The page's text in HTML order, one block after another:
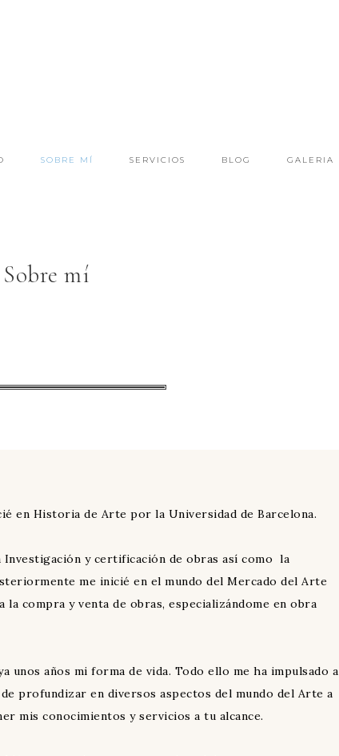
SOBRE MÍ SERVICIOS BLOG GALERIA
Sobre mí
en Historia de Arte por la Universidad de Barcelona.
y certificación de obras así como la
me inicié en el mundo del Mercado del Arte
la compra y venta de obras, especializándome en obra
unos años mi forma de vida. Todo ello me ha impulsado a
profundizar en diversos aspectos del mundo del Arte a
mis conocimientos y servicios a tu alcance.